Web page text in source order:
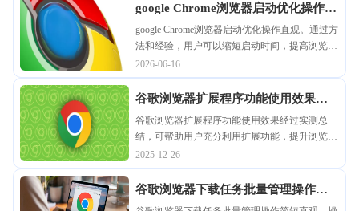
google Chrome浏览器启动优化操作方
法与经验
google Chrome浏览器启动优化操作直观。通过方
法和经验，用户可以缩短启动时间，提高浏览器
响应速度，实现快速访问网页和高效使用体验。
2026-06-16
谷歌浏览器扩展程序功能使用效果实
测总结
谷歌浏览器扩展程序功能使用效果经过实测总
结，可帮助用户充分利用扩展功能，提升浏览器
操作体验。
2025-12-26
谷歌浏览器下载任务批量管理操作策
略